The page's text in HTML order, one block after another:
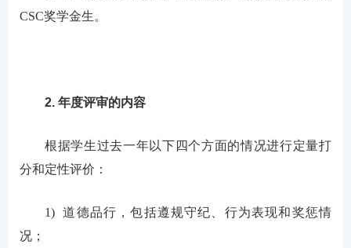
CSC奖学金生。
2. 年度评审的内容
根据学生过去一年以下四个方面的情况进行定量打
分和定性评价：
1) 道德品行，包括遵规守纪、行为表现和奖惩情
况；